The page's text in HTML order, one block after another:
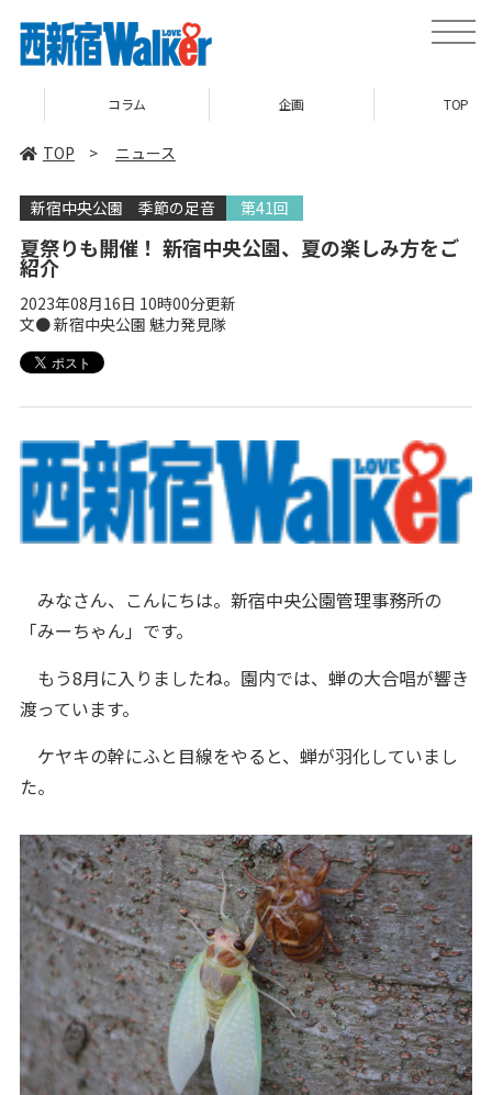
toggle
TOP > ニュース
新宿中央公園 季節の足音 第41回
夏祭りも開催！ 新宿中央公園、夏の楽しみ方をご
紹介
2023年08月16日 10時00分更新
文● 新宿中央公園 魅力発見隊
みなさん、こんにちは。新宿中央公園管理事務所の
「みーちゃん」です。
もう8月に入りましたね。園内では、蝉の大合唱が響き
渡っています。
ケヤキの幹にふと目線をやると、蝉が羽化していまし
た。